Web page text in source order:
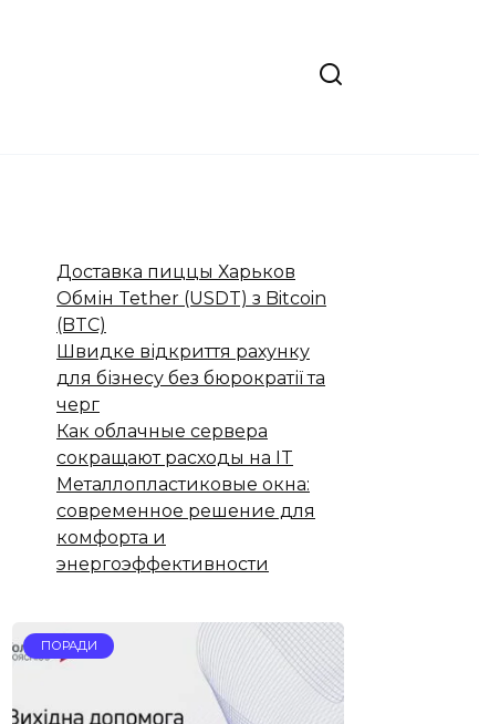
Доставка пиццы Харьков
Обмін Tether (USDT) з Bitcoin
(BTC)
Швидке відкриття рахунку
для бізнесу без бюрократії та
черг
Как облачные сервера
сокращают расходы на IT
Металлопластиковые окна:
современное решение для
комфорта и
энергоэффективности
ПОРАДИ